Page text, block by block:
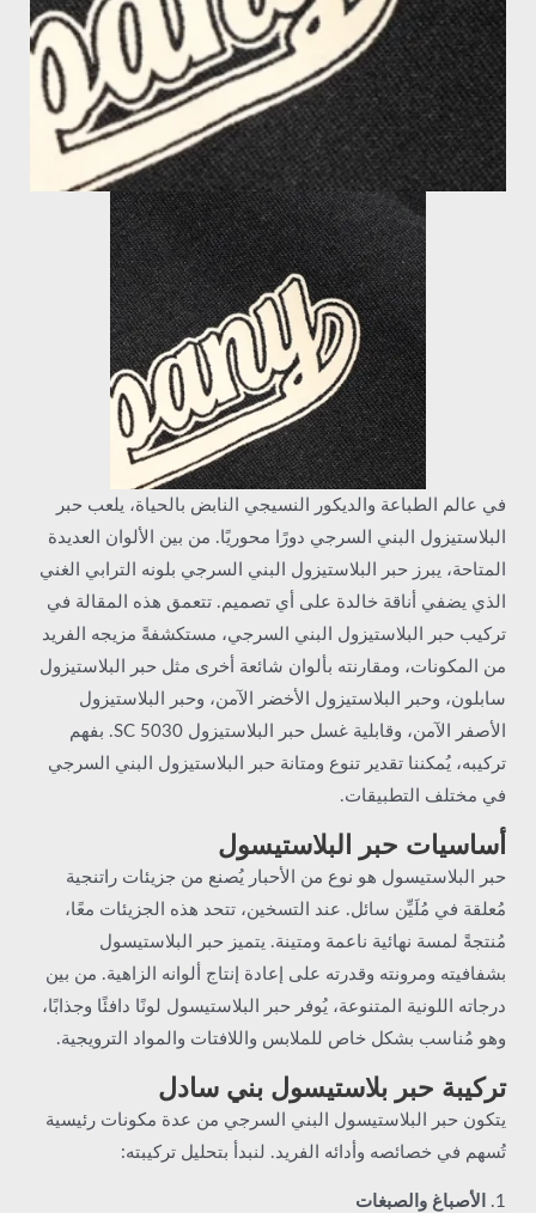
في عالم الطباعة والديكور النسيجي النابض بالحياة، يلعب حبر
البلاستيزول البني السرجي دورًا محوريًا. من بين الألوان العديدة
المتاحة، يبرز حبر البلاستيزول البني السرجي بلونه الترابي الغني
الذي يضفي أناقة خالدة على أي تصميم. تتعمق هذه المقالة في
تركيب حبر البلاستيزول البني السرجي، مستكشفةً مزيجه الفريد
من المكونات، ومقارنته بألوان شائعة أخرى مثل حبر البلاستيزول
سابلون، وحبر البلاستيزول الأخضر الآمن، وحبر البلاستيزول
الأصفر الآمن، وقابلية غسل حبر البلاستيزول SC 5030. بفهم
تركيبه، يُمكننا تقدير تنوع ومتانة حبر البلاستيزول البني السرجي
في مختلف التطبيقات.
أساسيات حبر البلاستيسول
حبر البلاستيسول هو نوع من الأحبار يُصنع من جزيئات راتنجية
مُعلقة في مُلَيِّن سائل. عند التسخين، تتحد هذه الجزيئات معًا،
مُنتجةً لمسة نهائية ناعمة ومتينة. يتميز حبر البلاستيسول
بشفافيته ومرونته وقدرته على إعادة إنتاج ألوانه الزاهية. من بين
درجاته اللونية المتنوعة، يُوفر حبر البلاستيسول لونًا دافئًا وجذابًا،
وهو مُناسب بشكل خاص للملابس واللافتات والمواد الترويجية.
تركيبة حبر بلاستيسول بني سادل
يتكون حبر البلاستيسول البني السرجي من عدة مكونات رئيسية
تُسهم في خصائصه وأدائه الفريد. لنبدأ بتحليل تركيبته:
1. الأصباغ والصبغات